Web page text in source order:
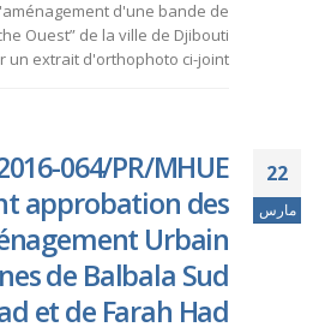
d'une bande de
Ouest” de la ville de Djibouti
un extrait d'orthophoto ci-joint....
22
مارس
064/PR/MHUE
approbation des
Urbain
de Balbala Sud
et de Farah Had.